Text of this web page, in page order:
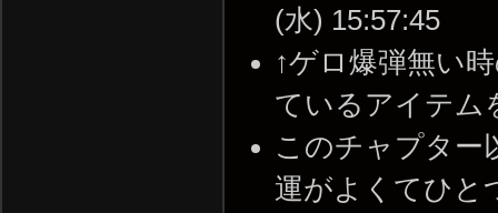
(水) 15:57:45
↑ゲロ爆弾無い
ているアイテム
このチャプター
運がよくてひと